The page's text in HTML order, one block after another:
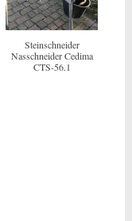
Steinschneider
Nasschneider Cedima
CTS-56.1